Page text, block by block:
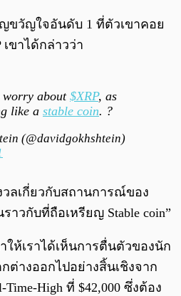
ขวัญใจอันดับ 1 ที่ตัวเขาคอย
ขาได้กล่าวว่า
worry about $XRP, as
like a stable coin. ?
(@davidgokhshtein)
วลเกี่ยวกับสถานการณ์ของ
าวกับที่ถือเหรียญ Stable coin”
ห้เราได้เห็นการตื่นตัวของนัก
ต่างออกไปอย่างสิ้นเชิงจาก
High ที่ $42,000 ซึ่งต้อง